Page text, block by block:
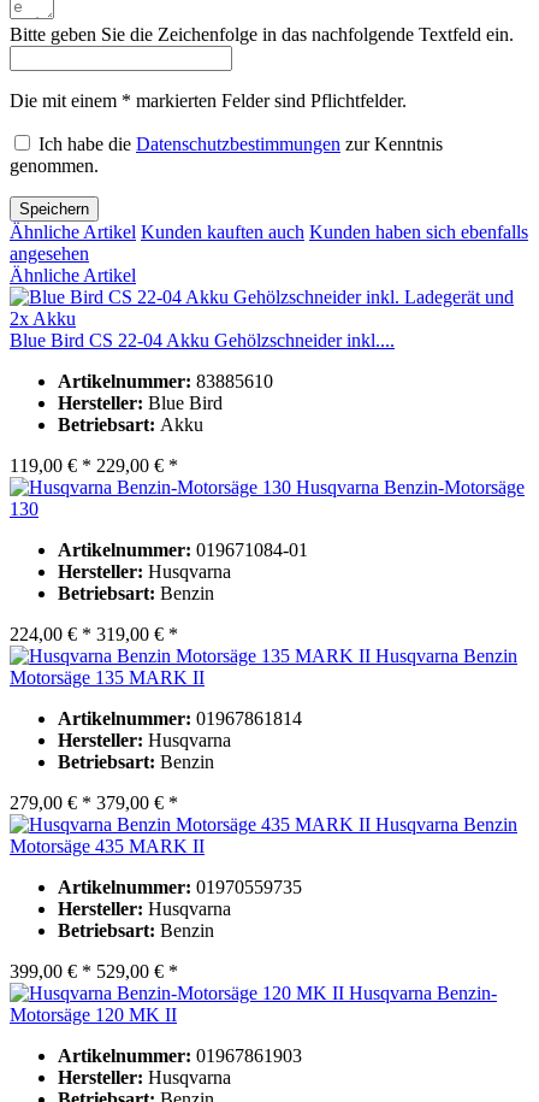
Bitte geben Sie die Zeichenfolge in das nachfolgende Textfeld ein.
Die mit einem * markierten Felder sind Pflichtfelder.
Ich habe die Datenschutzbestimmungen zur Kenntnis
genommen.
Speichern
Ähnliche Artikel Kunden kauften auch Kunden haben sich ebenfalls
angesehen
Ähnliche Artikel
Blue Bird CS 22-04 Akku Gehölzschneider inkl....
Artikelnummer: 83885610
Hersteller: Blue Bird
Betriebsart: Akku
119,00 € * 229,00 € *
Husqvarna Benzin-Motorsäge
130
Artikelnummer: 019671084-01
Hersteller: Husqvarna
Betriebsart: Benzin
224,00 € * 319,00 € *
Husqvarna Benzin
Motorsäge 135 MARK II
Artikelnummer: 01967861814
Hersteller: Husqvarna
Betriebsart: Benzin
279,00 € * 379,00 € *
Husqvarna Benzin
Motorsäge 435 MARK II
Artikelnummer: 01970559735
Hersteller: Husqvarna
Betriebsart: Benzin
399,00 € * 529,00 € *
Husqvarna Benzin-
Motorsäge 120 MK II
Artikelnummer: 01967861903
Hersteller: Husqvarna